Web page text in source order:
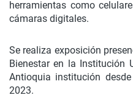
herramientas como
cámaras digitales.
Se realiza exposición
Bienestar en la Institución
Antioquia institución
2023.